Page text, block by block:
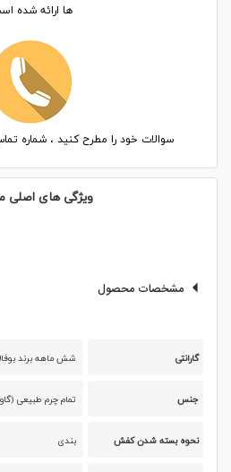
ها ارائه شده
سوالات خود را مطرح کنید ، شماره تماس
ویژگی های اصلی
مشخصات محصول
گارانتی شش ماهه برند بوفالو
جنس تمام چرم طبیعی
نحوه بسته شدن کفش بندی